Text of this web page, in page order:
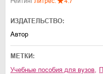
ИЗДАТЕЛЬСТВО:
Автор
МЕТКИ:
учебные пособия для вузов